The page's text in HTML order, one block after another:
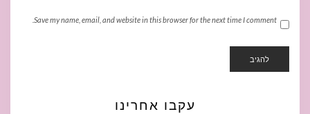
Save my name, email, and website in this browser for the next time I comment.
עקבו אחרינו